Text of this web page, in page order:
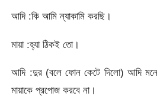
আদি :কি আমি ন্যাকামি করছি।
মায়া :হ্যা ঠিকই তো।
আদি :দুর (বলে ফোন কেটে দিলো) আদি
মায়াকে প্রপোজ করবে না।